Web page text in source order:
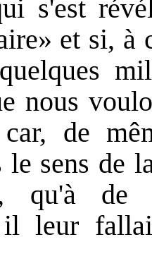
s'est
et si,
nous
car, de
le sens de
qu'à
il leur